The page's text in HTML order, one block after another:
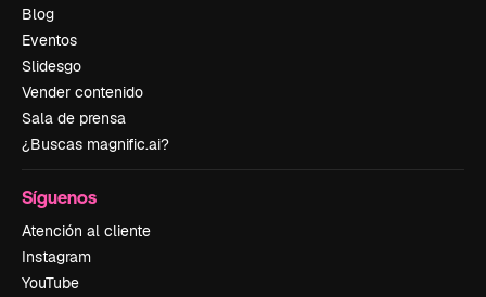
Blog
Eventos
Slidesgo
Vender contenido
Sala de prensa
¿Buscas magnific.ai?
Síguenos
Atención al cliente
Instagram
YouTube